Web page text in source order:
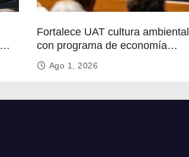
Fortalece UAT cultura ambiental
con programa de economía
circular
Ago 1, 2026